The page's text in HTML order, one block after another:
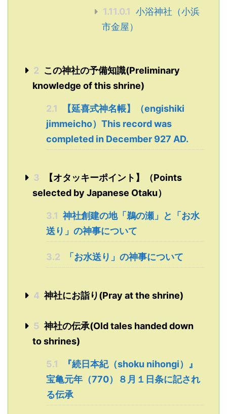
1.11.0.1 小浴神社（小浜
市金屋）
2 この神社の予備知識(Preliminary
knowledge of this shrine)
2.1
【延喜式神名帳】（engishiki
jimmeicho）This record was
completed in December 927 AD.
3
【オタッキーポイント】（Points
selected by Japanese Otaku）
3.1 神社創建の地「鵜の瀬」と「お水
送り」の神事について
3.2 「お水送り」の神事について
4 神社にお詣り(Pray at the shrine)
5 神社の伝承(Old tales handed down
to shrines)
5.1
『続日本紀（shoku nihongi）』
宝亀元年（770）８月１日条に記され
る伝承